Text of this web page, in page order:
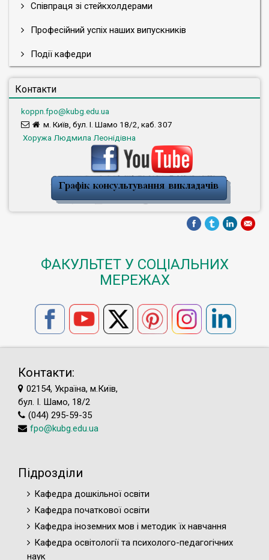
Співпраця зі стейкхолдерами
Професійний успіх наших випускників
Події кафедри
Контакти
koppn.fpo@kubg.edu.ua
м. Київ, бул. І. Шамо 18/2, каб. 307
Хоружа Людмила Леонідівна
ФАКУЛЬТЕТ У СОЦІАЛЬНИХ
МЕРЕЖАХ
Контакти:
02154, Україна, м.Київ,
бул. І. Шамо, 18/2
(044) 295-59-35
fpo@kubg.edu.ua
Підрозділи
Кафедра дошкільної освіти
Кафедра початкової освіти
Кафедра іноземних мов і методик їх навчання
Кафедра освітології та психолого-педагогічних
наук